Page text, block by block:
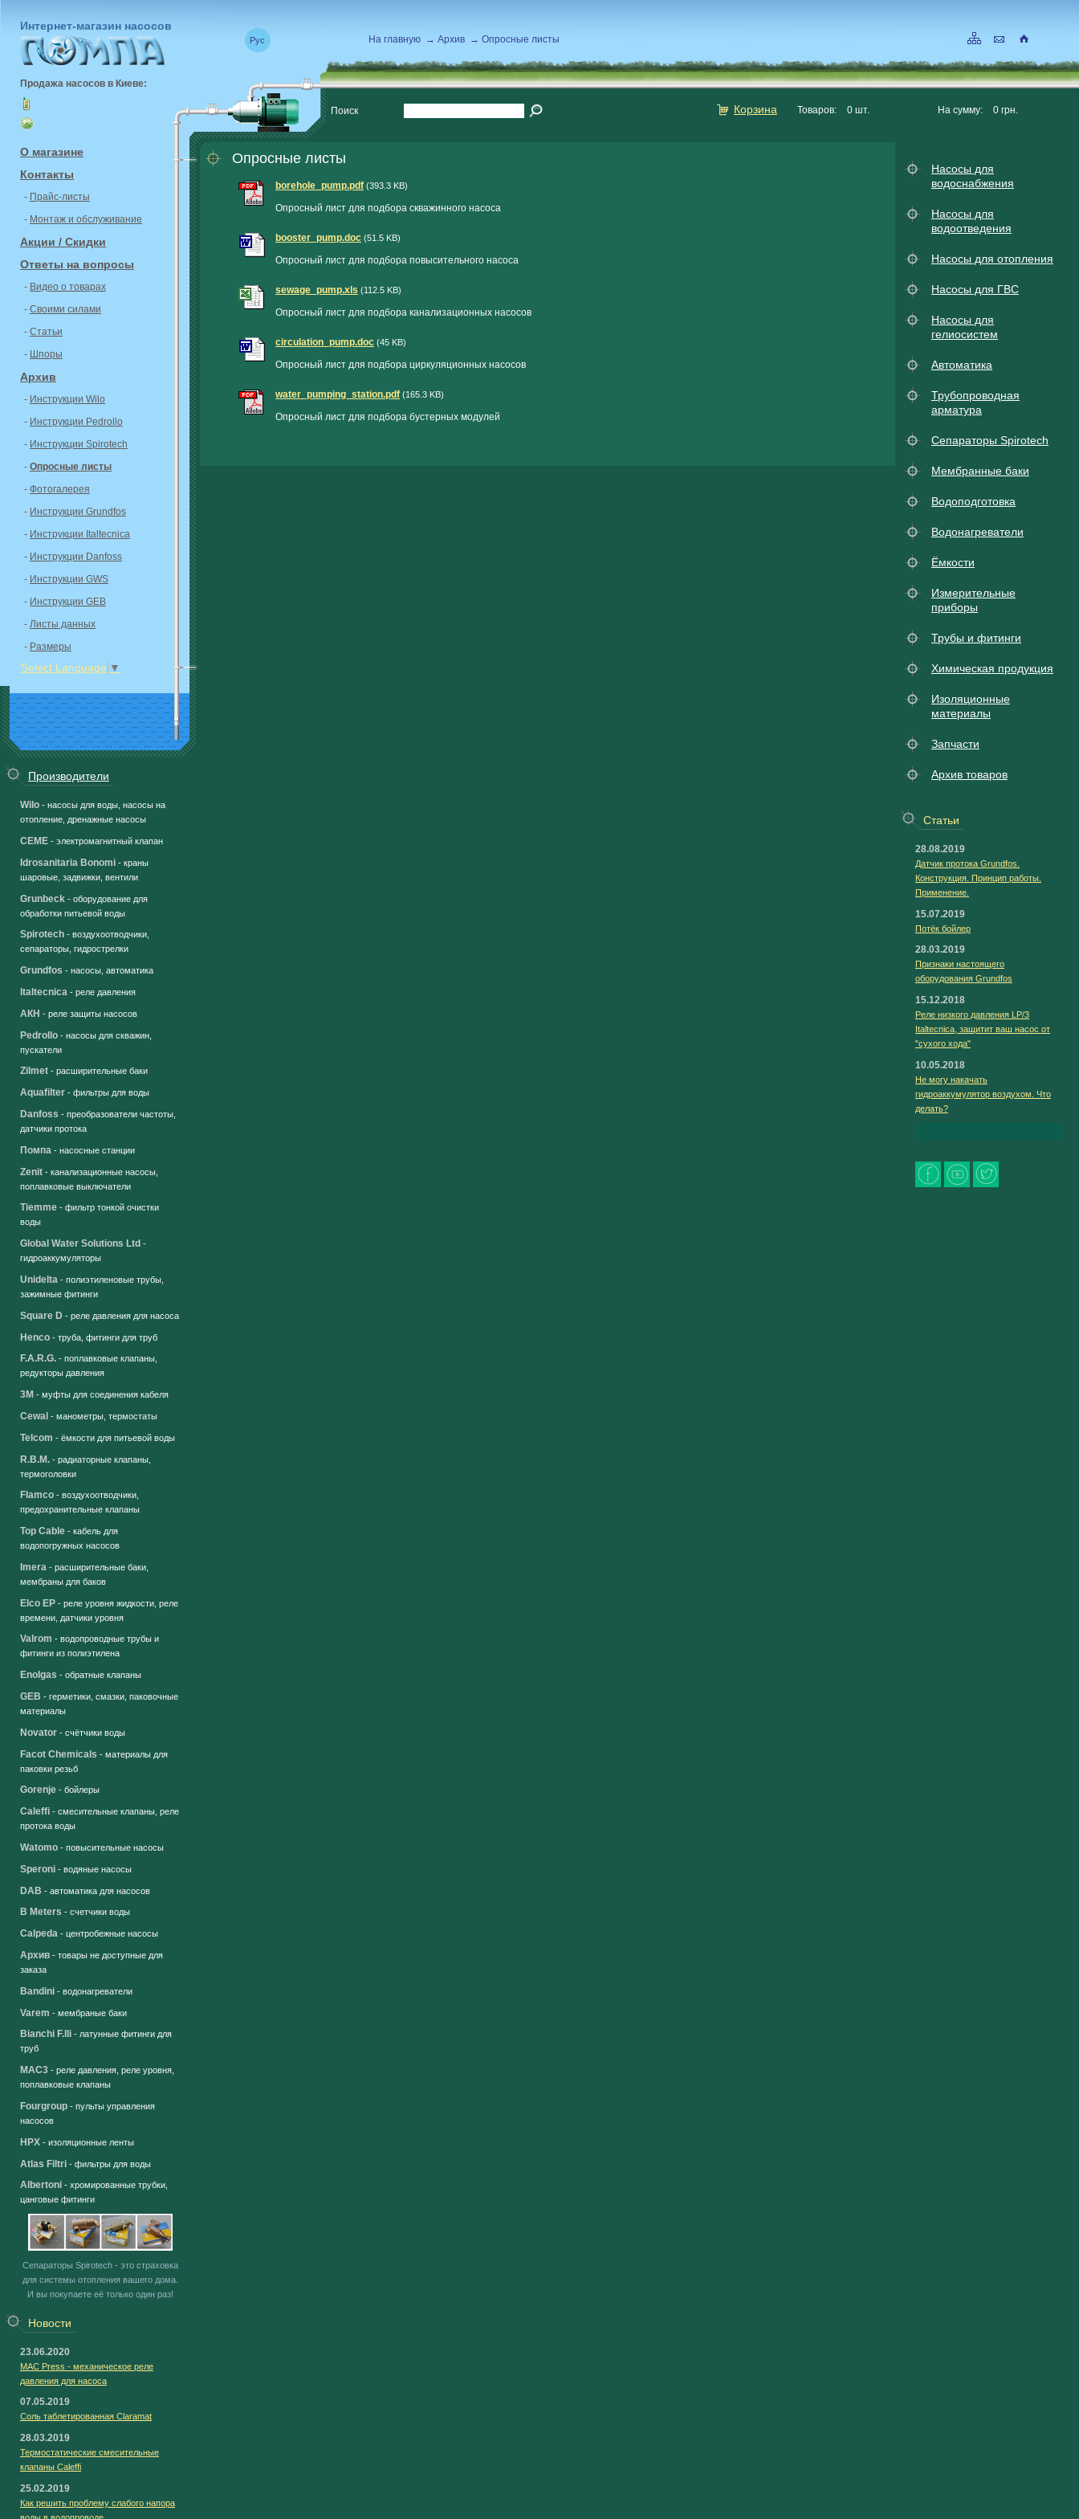
Интернет-магазин насосов
Продажа насосов в Киеве:
О магазине
Контакты
- Прайс-листы
- Монтаж и обслуживание
Акции / Скидки
Ответы на вопросы
- Видео о товарах
- Своими силами
- Статьи
- Шпоры
Архив
- Инструкции Wilo
- Инструкции Pedrollo
- Инструкции Spirotech
- Опросные листы
- Фотогалерея
- Инструкции Grundfos
- Инструкции Italtecnica
- Инструкции Danfoss
- Инструкции GWS
- Инструкции GEB
- Листы данных
- Размеры
Select Language ▼
Производители
Wilo - насосы для воды, насосы на
отопление, дренажные насосы
CEME - электромагнитный клапан
Idrosanitaria Bonomi - краны
шаровые, задвижки, вентили
Grunbeck - оборудование для
обработки питьевой воды
Spirotech - воздухоотводчики,
сепараторы, гидрострелки
Grundfos - насосы, автоматика
Italtecnica - реле давления
АКН - реле защиты насосов
Pedrollo - насосы для скважин,
пускатели
Zilmet - расширительные баки
Aquafilter - фильтры для воды
Danfoss - преобразователи частоты,
датчики протока
Помпа - насосные станции
Zenit - канализационные насосы,
поплавковые выключатели
Tiemme - фильтр тонкой очистки
воды
Global Water Solutions Ltd -
гидроаккумуляторы
Unidelta - полиэтиленовые трубы,
зажимные фитинги
Square D - реле давления для насоса
Henco - труба, фитинги для труб
F.A.R.G. - поплавковые клапаны,
редукторы давления
3M - муфты для соединения кабеля
Cewal - манометры, термостаты
Telcom - ёмкости для питьевой воды
R.B.M. - радиаторные клапаны,
термоголовки
Flamco - воздухоотводчики,
предохранительные клапаны
Top Cable - кабель для
водопогружных насосов
Imera - расширительные баки,
мембраны для баков
Elco EP - реле уровня жидкости, реле
времени, датчики уровня
Valrom - водопроводные трубы и
фитинги из полиэтилена
Enolgas - обратные клапаны
GEB - герметики, смазки, паковочные
материалы
Novator - счётчики воды
Facot Chemicals - материалы для
паковки резьб
Gorenje - бойлеры
Caleffi - смесительные клапаны, реле
протока воды
Watomo - повысительные насосы
Speroni - водяные насосы
DAB - автоматика для насосов
B Meters - счетчики воды
Calpeda - центробежные насосы
Архив - товары не доступные для
заказа
Bandini - водонагреватели
Varem - мембраные баки
Bianchi F.lli - латунные фитинги для
труб
MAC3 - реле давления, реле уровня,
поплавковые клапаны
Fourgroup - пульты управления
насосов
HPX - изоляционные ленты
Atlas Filtri - фильтры для воды
Albertoni - хромированные трубки,
цанговые фитинги
Сепараторы Spirotech - это страховка
для системы отопления вашего дома.
И вы покупаете её только один раз!
Новости
23.06.2020
MAC Press - механическое реле
давления для насоса
07.05.2019
Соль таблетированная Claramat
28.03.2019
Термостатические смесительные
клапаны Caleffi
25.02.2019
Как решить проблему слабого напора
Рус На главную → Архив → Опросные листы
Корзина Товаров: 0шт. На сумму: 0грн.
Поиск
Насосы для
водоснабжения
Насосы для
водоотведения
Насосы для отопления
Насосы для ГВС
Насосы для
гелиосистем
Автоматика
Трубопроводная
арматура
Сепараторы Spirotech
Мембранные баки
Водоподготовка
Водонагреватели
Ёмкости
Измерительные
приборы
Трубы и фитинги
Химическая продукция
Изоляционные
материалы
Запчасти
Архив товаров
Статьи
28.08.2019
Датчик протока Grundfos.
Конструкция. Принцип работы.
Применение.
15.07.2019
Потёк бойлер
28.03.2019
Признаки настоящего
оборудования Grundfos
15.12.2018
Реле низкого давления LP/3
Italtecnica, защитит ваш насос от
"сухого хода"
10.05.2018
Не могу накачать
гидроаккумулятор воздухом. Что
делать?
Опросные листы
borehole_pump.pdf (393.3 KB)
Опросный лист для подбора скважинного насоса
booster_pump.doc (51.5 KB)
Опросный лист для подбора повысительного насоса
sewage_pump.xls (112.5 KB)
Опросный лист для подбора канализационных насосов
circulation_pump.doc (45 KB)
Опросный лист для подбора циркуляционных насосов
water_pumping_station.pdf (165.3 KB)
Опросный лист для подбора бустерных модулей